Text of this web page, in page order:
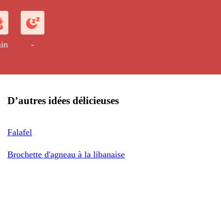
-
D’autres idées délicieuses
Falafel
Brochette d'agneau à la libanaise